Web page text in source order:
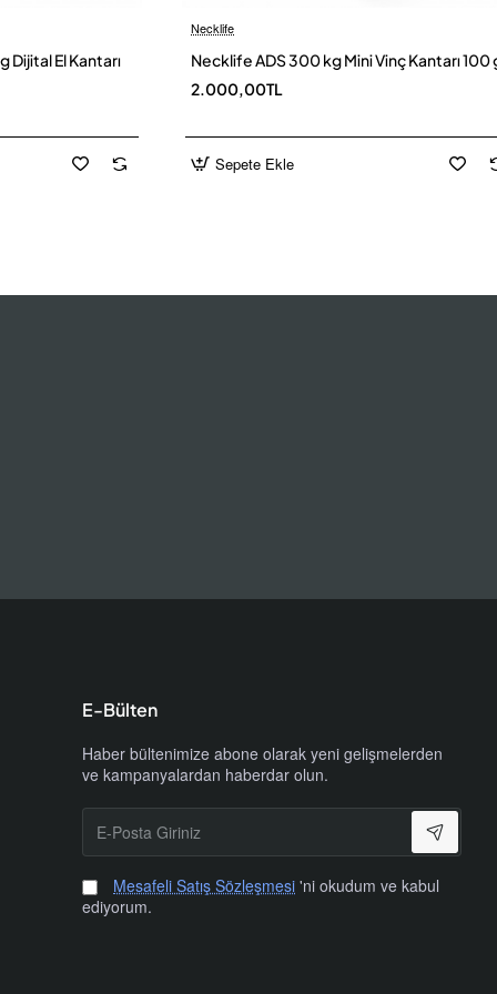
El Kantarı
Necklife
Necklife ADS 300 kg Mini Vinç Kantarı 100
2.000,00TL
Sepete Ekle
E-Bülten
Haber bültenimize abone olarak yeni gelişmelerden
ve kampanyalardan haberdar olun.
E-
Posta
Giriniz
Mesafeli Satış Sözleşmesi 'ni okudum ve kabul
ediyorum.